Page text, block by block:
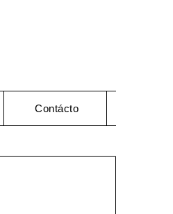
Contácto